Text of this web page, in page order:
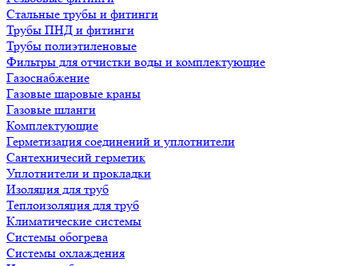
Стальные трубы и фитинги
Трубы ПНД и фитинги
Трубы полиэтиленовые
Фильтры для отчистки воды и комплектующие
Газоснабжение
Газовые шаровые краны
Газовые шланги
Комплектующие
Герметизация соединений и уплотнители
Сантехничесий герметик
Уплотнители и прокладки
Изоляция для труб
Теплоизоляция для труб
Климатические системы
Системы обогрева
Системы охлаждения